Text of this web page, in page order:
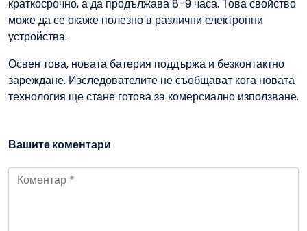
краткосрочно, а да продължава 8-9 часа. Това свойство
може да се окаже полезно в различни електронни
устройства.
Освен това, новата батерия поддържа и безконтактно
зареждане. Изследователите не съобщават кога новата
технология ще стане готова за комерсиално използване.
Вашите коментари